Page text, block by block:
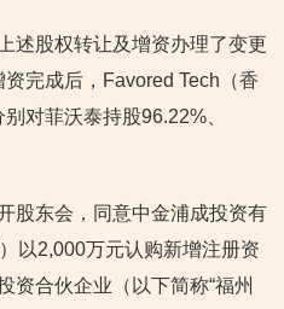
述股权转让及增资办理了变更
完成后，Favored Tech（香
对菲沃泰持股96.22%、
股东会，同意中金浦成投资有
以2,000万元认购新增注册资
资合伙企业（以下简称“福州